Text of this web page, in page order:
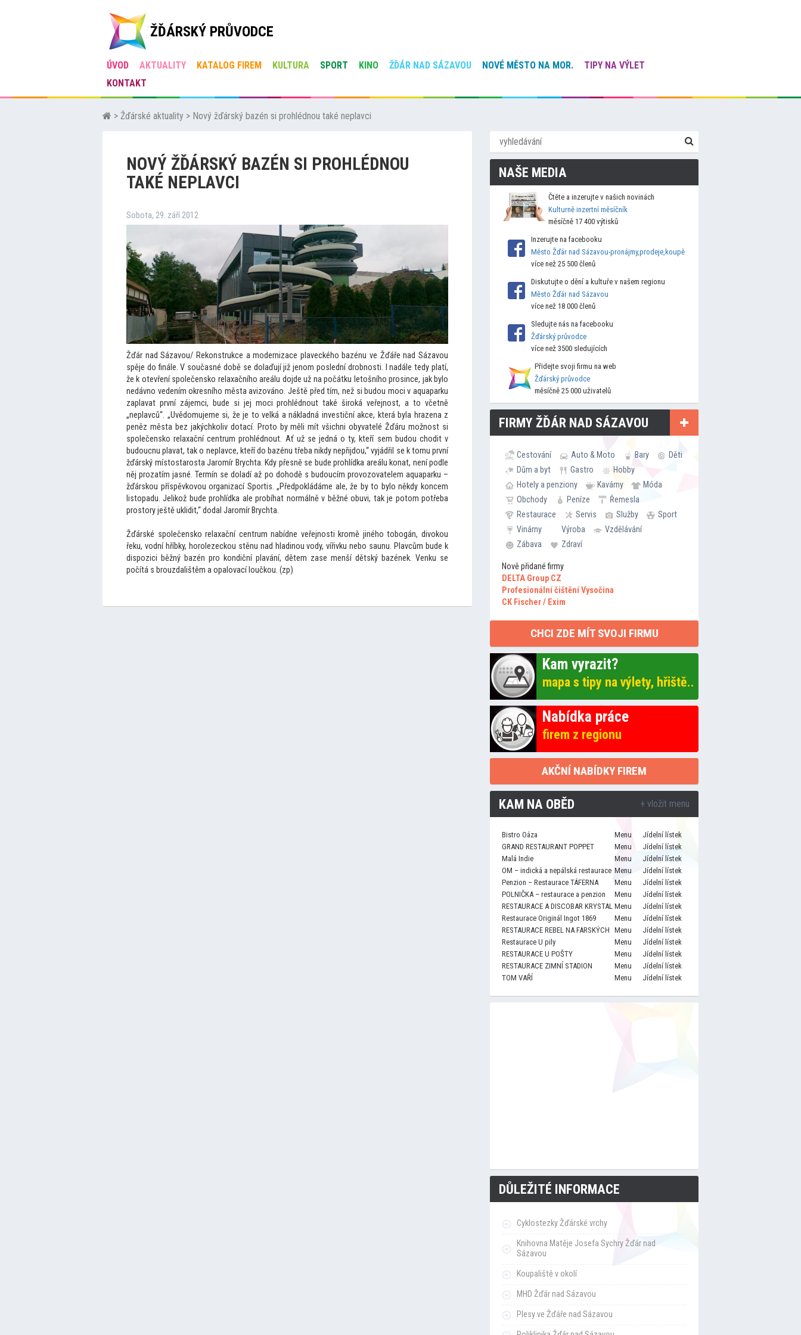
ŽĎÁRSKÝ PRŮVODCE
ÚVOD AKTUALITY KATALOG FIREM KULTURA SPORT KINO ŽĎÁR NAD SÁZAVOU NOVÉ MĚSTO NA MOR.
TIPY NA VÝLET
KONTAKT
> Žďárské aktuality > Nový žďárský bazén si prohlédnou také neplavci
NOVÝ ŽĎÁRSKÝ BAZÉN SI PROHLÉDNOU
TAKÉ NEPLAVCI
Sobota, 29. září 2012
Žďár nad Sázavou/ Rekonstrukce a modernizace plaveckého bazénu ve Žďáře nad Sázavou
spěje do finále. V současné době se dolaďují již jenom poslední drobnosti. I nadále tedy platí,
že k otevření společensko relaxačního areálu dojde už na počátku letošního prosince, jak bylo
nedávno vedením okresního města avizováno. Ještě před tím, než si budou moci v aquaparku
zaplavat první zájemci, bude si jej moci prohlédnout také široká veřejnost, ato včetně
„neplavců“. „Uvědomujeme si, že je to velká a nákladná investiční akce, která byla hrazena z
peněz města bez jakýchkoliv dotací. Proto by měli mít všichni obyvatelé Žďáru možnost si
společensko relaxační centrum prohlédnout. Ať už se jedná o ty, kteří sem budou chodit v
budoucnu plavat, tak o neplavce, kteří do bazénu třeba nikdy nepřijdou,“ vyjádřil se ktomu první
žďárský místostarosta Jaromír Brychta. Kdy přesně se bude prohlídka areálu konat, není podle
něj prozatím jasné. Termín se doladí až po dohodě s budoucím provozovatelem aquaparku –
žďárskou příspěvkovou organizací Sportis. „Předpokládáme ale, že byto bylo někdy koncem
listopadu. Jelikož bude prohlídka ale probíhat normálně v běžné obuvi, tak je potom potřeba
prostory ještě uklidit,“ dodal Jaromír Brychta.
Žďárské společensko relaxační centrum nabídne veřejnosti kromě jinéhotobogán, divokou
řeku, vodní hříbky, horolezeckou stěnu nad hladinou vody, vířivku nebo saunu. Plavcům bude k
dispozici běžný bazén pro kondiční plavání, dětem zase menší dětský bazének. Venku se
počítá s brouzdalištěm a opalovací loučkou. (zp)
NAŠE MEDIA
Čtěte a inzerujte v našich novinách
Kulturně inzertní měsíčník
měsíčně 17 400 výtisků
Inzerujte na facebooku
Město Žďár nad Sázavou-pronájmy,prodeje,koupě
více než 25 500 členů
Diskutujte o dění a kultuře v našem regionu
Město Žďár nad Sázavou
více než 18 000 členů
Sledujte nás na facebooku
Žďárský průvodce
více než 3500 sledujících
Přidejte svoji firmu na web
Žďárský průvodce
měsíčně 25 000 uživatelů
FIRMY ŽĎÁR NAD SÁZAVOU
Cestování Auto & Moto Bary
Děti
Dům a byt
Gastro
Hobby
Hotely a penziony
Kavárny
Móda
Obchody
Peníze
Řemesla
Restaurace
Servis Služby
Sport
Vinárny
Výroba
Vzdělávání
Zábava
Zdraví
Nově přidané firmy
DELTA Group CZ
Profesionální čištění Vysočina
CK Fischer / Exim
CHCI ZDE MÍT SVOJI FIRMU
Kam vyrazit?
mapa s tipy na výlety, hřiště..
Nabídka práce
firem z regionu
AKČNÍ NABÍDKY FIREM
KAM NA OBĚD + vložit menu
Bistro Oáza Menu
Jídelní lístek
GRAND RESTAURANT POPPET
Menu
Jídelní lístek
Malá Indie
Menu
Jídelní lístek
OM – indická a nepálská restaurace Menu
Jídelní lístek
Penzion – Restaurace TÁFERNA
Menu
Jídelní lístek
POLNIČKA – restaurace a penzion
Menu
Jídelní lístek
RESTAURACE A DISCOBAR KRYSTAL Menu
Jídelní lístek
Restaurace Originál Ingot 1869
Menu
Jídelní lístek
RESTAURACE REBEL NA FARSKÝCH Menu
Jídelní lístek
Restaurace U pily
Menu
Jídelní lístek
RESTAURACE U POŠTY
Menu
Jídelní lístek
RESTAURACE ZIMNÍ STADION
Menu
Jídelní lístek
TOM VAŘÍ
Menu Jídelní lístek
DŮLEŽITÉ INFORMACE
Cyklostezky Žďárské vrchy
Knihovna Matěje Josefa Sychry Žďár nad
Sázavou
Koupaliště v okolí
MHD Žďár nad Sázavou
Plesy ve Žďáře nad Sázavou